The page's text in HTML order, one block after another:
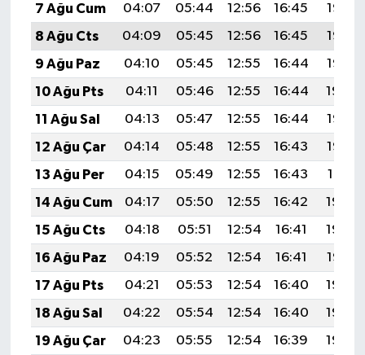
7 Ağu Cum
04:07 05:44 12:56 16:45
19:58
8 Ağu Cts
04:09 05:45 12:56 16:45
19:57
9 Ağu Paz
04:10 05:45 12:55 16:44
19:55
10 Ağu Pts
04:11 05:46 12:55 16:44
19:54
11 Ağu Sal
04:13 05:47 12:55 16:44
19:53
12 Ağu Çar
04:14 05:48 12:55 16:43
19:52
13 Ağu Per
04:15 05:49 12:55 16:43
19:51
14 Ağu Cum
04:17 05:50 12:55 16:42
19:49
15 Ağu Cts
04:18 05:51 12:54 16:41
19:48
16 Ağu Paz
04:19 05:52 12:54 16:41
19:47
17 Ağu Pts
04:21 05:53 12:54 16:40
19:45
18 Ağu Sal
04:22 05:54 12:54 16:40
19:44
19 Ağu Çar
04:23 05:55 12:54 16:39
19:43